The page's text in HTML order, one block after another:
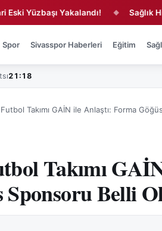
Yakalandı! ◆ Sağlık
Spor Sivasspor Haberleri Eğitim
21:18
Takımı GAİN ile Anlaştı: Forma
Takımı
Sponsoru Belli